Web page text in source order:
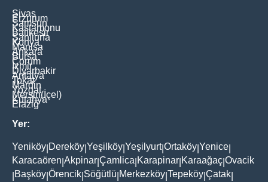
Sivas
Erzurum
Samsun
Kastamonu
Balikesir
Şanliurfa
Konya
Manisa
Ankara
Bursa
Çorum
İzmir
Diyarbakir
Antalya
Tokat
Mardin
Yozgat
Mersin(İçel)
Kütahya
Elaziğ
Yer:
Yeniköy Dereköy Yeşilköy Yeşilyurt|Ortaköy Yenice
Karacaören Akpinar Çamlica Karapinar Karaağaç Ovacik
Başköy Örencik Söğütlü Merkezköy Tepeköy Çatak